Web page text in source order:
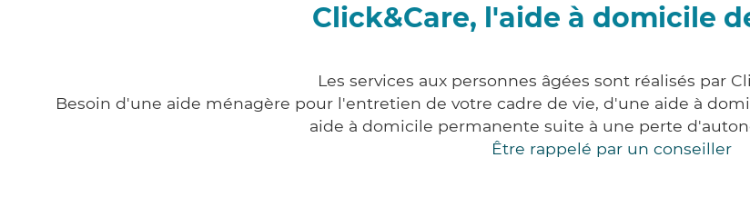
Click&Care, l'aide à domicile
Les services aux personnes âgées sont réalisés par
Besoin d'une aide ménagère pour l'entretien de votre cadre de vie, d'une aide à
aide à domicile permanente suite à une perte
Être rappelé par un conseiller